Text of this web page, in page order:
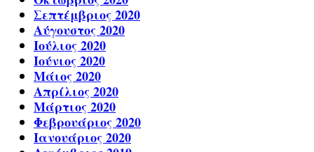
Σεπτέμβριος 2020
Αύγουστος 2020
Ιούλιος 2020
Ιούνιος 2020
Μάιος 2020
Απρίλιος 2020
Μάρτιος 2020
Φεβρουάριος 2020
Ιανουάριος 2020